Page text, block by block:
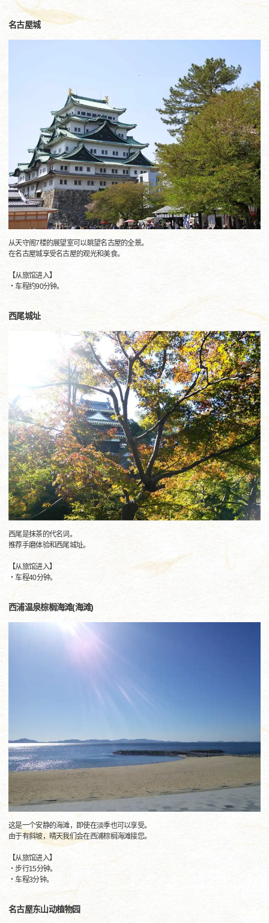
名古屋城
从天守阁7楼的展望室可以眺望名古屋的全景。
在名古屋城享受名古屋的观光和美食。
【从旅馆进入】
・车程约90分钟。
西尾城址
西尾是抹茶的代名词。
推荐手磨体验和西尾城址。
【从旅馆进入】
・车程40分钟。
西浦温泉棕榈海滩(海滩)
这是一个安静的海滩，即使在淡季也可以享受。
由于有斜坡，晴天我们会在西浦棕榈海滩接您。
【从旅馆进入】
・步行15分钟。
・车程3分钟。
名古屋东山动植物园